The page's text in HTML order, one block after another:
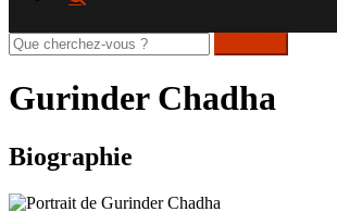
Rechercher
sur
site
Gurinder Chadha
Biographie